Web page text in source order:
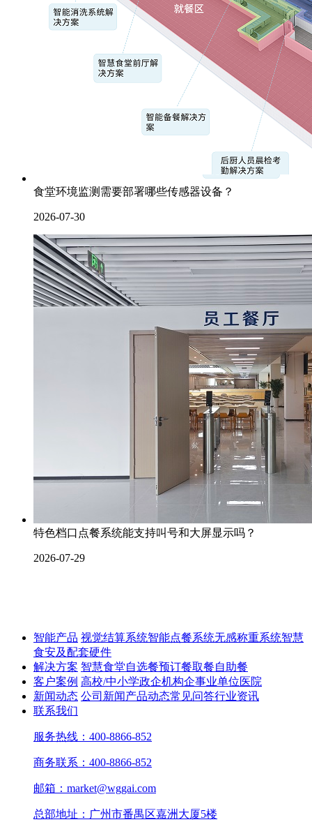
食堂环境监测需要部署哪些传感器设备？
2026-07-30
特色档口点餐系统能支持叫号和大屏显示吗？
2026-07-29
智能产品 视觉结算系统智能点餐系统无感称重系统智慧
食安及配套硬件
解决方案 智慧食堂自选餐预订餐取餐自助餐
客户案例 高校/中小学政企机构企事业单位医院
新闻动态 公司新闻产品动态常见问答行业资讯
联系我们
服务热线：400-8866-852
商务联系：400-8866-852
邮箱：market@wggai.com
总部地址：广州市番禺区嘉洲大厦5楼